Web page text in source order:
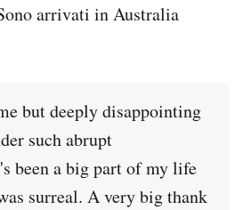
arrivati in Australia
but deeply disappointing
such abrupt
been a big part of my life
surreal. A very big thank